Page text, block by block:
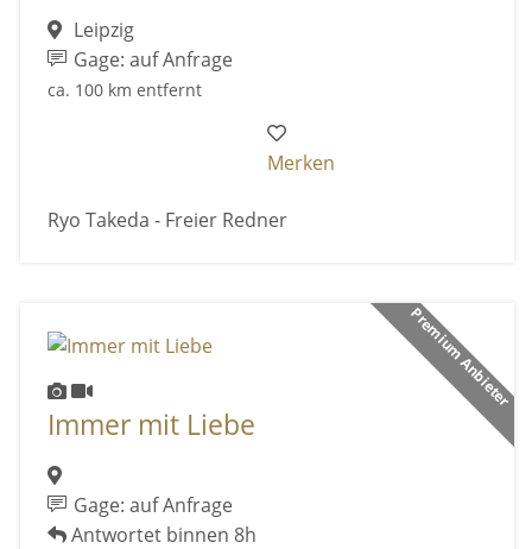
Leipzig
Gage: auf Anfrage
ca. 100 km entfernt
Merken
Ryo Takeda - Freier Redner
Premium Anbieter
Immer mit Liebe
Gage: auf Anfrage
Antwortet binnen 8h